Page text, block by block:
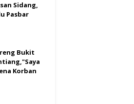
Sidang,
Pasbar
Bukit
Korban